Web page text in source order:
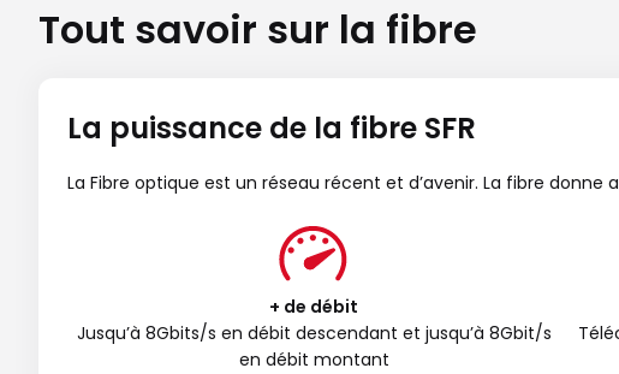
Tout savoir sur la fibre
La puissance de la fibre SFR
La Fibre optique est un réseau récent et d’avenir. La fibre
+ de débit
Jusqu’à 8Gbits/s en débit descendant et jusqu’à 8Gbit/s
en débit montant